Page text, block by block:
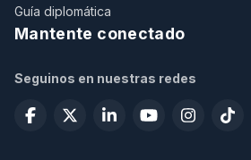
Guía diplomática
Mantente conectado
Seguinos en nuestras redes